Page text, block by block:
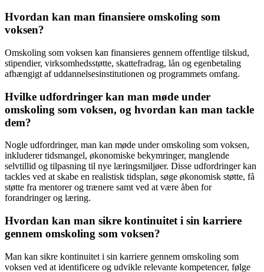
Hvordan kan man finansiere omskoling som
voksen?
Omskoling som voksen kan finansieres gennem offentlige tilskud,
stipendier, virksomhedsstøtte, skattefradrag, lån og egenbetaling
afhængigt af uddannelsesinstitutionen og programmets omfang.
Hvilke udfordringer kan man møde under
omskoling som voksen, og hvordan kan man tackle
dem?
Nogle udfordringer, man kan møde under omskoling som voksen,
inkluderer tidsmangel, økonomiske bekymringer, manglende
selvtillid og tilpasning til nye læringsmiljøer. Disse udfordringer kan
tackles ved at skabe en realistisk tidsplan, søge økonomisk støtte, få
støtte fra mentorer og trænere samt ved at være åben for
forandringer og læring.
Hvordan kan man sikre kontinuitet i sin karriere
gennem omskoling som voksen?
Man kan sikre kontinuitet i sin karriere gennem omskoling som
voksen ved at identificere og udvikle relevante kompetencer, følge